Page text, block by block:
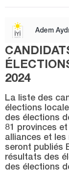
SAİMBEYLİ
SARIÇAM
YUMURTALIK
Yüreğir
Adıyaman
Afyonkarahisar
Ağrı
Aksaray
Adem
2024
La liste des
élections
des élections
81 provinces
alliances et
seront publiés
résultats des
des élections